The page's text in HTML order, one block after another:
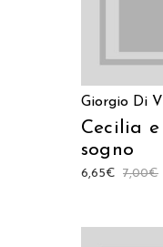
Giorgio Di
Cecilia
sogno
7,00€
6,65€